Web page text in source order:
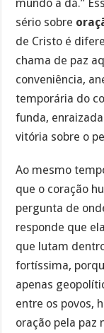
mundo a dá.”
sério sobre
de Cristo é
chama de paz
conveniência,
temporária do
funda,
vitória sobre o
Ao mesmo
que o coração
pergunta de
responde que
que lutam
fortíssima,
apenas
entre os povos,
oração pela paz